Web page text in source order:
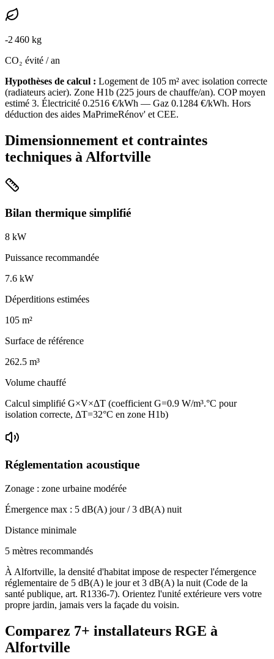
-2 460 kg
CO₂ évité / an
Hypothèses de calcul : Logement de 105 m² avec isolation correcte
(radiateurs acier). Zone H1b (225 jours de chauffe/an). COP moyen
estimé 3. Électricité 0.2516 €/kWh — Gaz 0.1284 €/kWh. Hors
déduction des aides MaPrimeRénov' et CEE.
Dimensionnement et contraintes
techniques à Alfortville
Bilan thermique simplifié
8 kW
Puissance recommandée
7.6 kW
Déperditions estimées
105 m²
Surface de référence
262.5 m³
Volume chauffé
Calcul simplifié G×V×ΔT (coefficient G=0.9 W/m³.°C pour
isolation correcte, ΔT=32°C en zone H1b)
Réglementation acoustique
Zonage : zone urbaine modérée
Émergence max : 5 dB(A) jour /3 dB(A) nuit
Distance minimale
5 mètres recommandés
À Alfortville, la densité d'habitat impose de respecter l'émergence
réglementaire de 5 dB(A) le jour et 3 dB(A) la nuit (Code de la
santé publique, art. R1336-7). Orientez l'unité extérieure vers votre
propre jardin, jamais vers la façade du voisin.
Comparez 7+ installateurs RGE à
Alfortville